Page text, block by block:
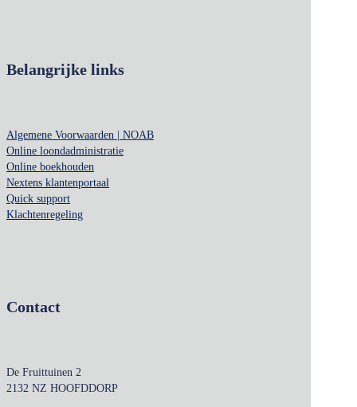
Belangrijke links
Algemene Voorwaarden | NOAB
Online loondadministratie
Online boekhouden
Nextens klantenportaal
Quick support
Klachtenregeling
Contact
De Fruittuinen 2
2132 NZ HOOFDDORP